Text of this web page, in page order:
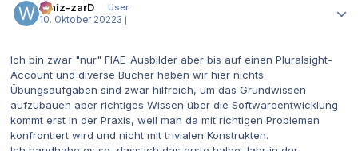
Whiz-zarD
User
10. Oktober 20223 j
Ich bin zwar "nur" FIAE-Ausbilder aber bis auf einen Pluralsight-
Account und diverse Bücher haben wir hier nichts.
Übungsaufgaben sind zwar hilfreich, um das Grundwissen
aufzubauen aber richtiges Wissen über die Softwareentwicklung
kommt erst in der Praxis, weil man da mit richtigen Problemen
konfrontiert wird und nicht mit trivialen Konstrukten.